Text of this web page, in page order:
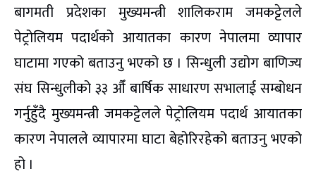
बागमती प्रदेशका मुख्यमन्त्री शालिकराम जमकट्टेलले
पेट्रोलियम पदार्थको आयातका कारण नेपालमा व्यापार
घाटामा गएको बताउनु भएको छ । सिन्धुली उद्योग बाणिज्य
संघ सिन्धुलीको ३३ औँ बार्षिक साधारण सभालाई सम्बोधन
गर्नुहुँदै मुख्यमन्त्री जमकट्टेलले पेट्रोलियम पदार्थ आयातका
कारण नेपालले व्यापारमा घाटा बेहोरिरहेको बताउनु भएको
हो ।